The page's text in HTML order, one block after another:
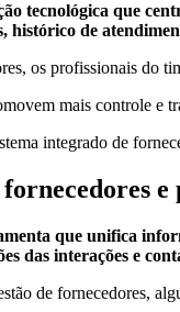
tecnológica que
histórico de
os profissionais do
mais controle e
integrado de
que unifica
das interações e
de fornecedores,